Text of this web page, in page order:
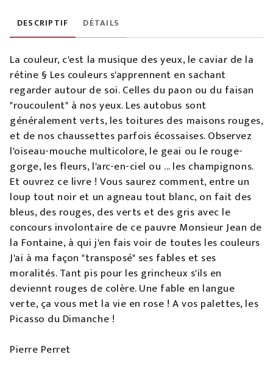
DESCRIPTIF DÉTAILS
La couleur, c'est la musique des yeux, le caviar de la
rétine § Les couleurs s'apprennent en sachant
regarder autour de soi. Celles du paon ou du faisan
"roucoulent" à nos yeux. Les autobus sont
généralement verts, les toitures des maisons rouges,
et de nos chaussettes parfois écossaises. Observez
l'oiseau-mouche multicolore, le geai ou le rouge-
gorge, les fleurs, l'arc-en-ciel ou ... les champignons.
Et ouvrez ce livre ! Vous saurez comment, entre un
loup tout noir et un agneau tout blanc, on fait des
bleus, des rouges, des verts et des gris avec le
concours involontaire de ce pauvre Monsieur Jean de
la Fontaine, à qui j'en fais voir de toutes les couleurs
J'ai à ma façon "transposé" ses fables et ses
moralités. Tant pis pour les grincheux s'ils en
deviennt rouges de colère. Une fable en langue
verte, ça vous met la vie en rose ! A vos palettes, les
Picasso du Dimanche !
Pierre Perret